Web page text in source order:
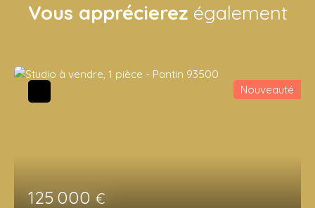
Vous apprécierez également
125 000 €
Nouveauté